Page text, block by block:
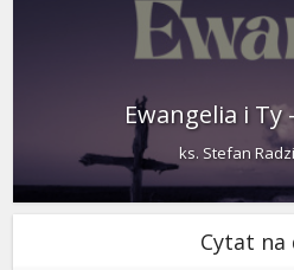
Ewangelia i Ty
ks. Stefan
Cytat na